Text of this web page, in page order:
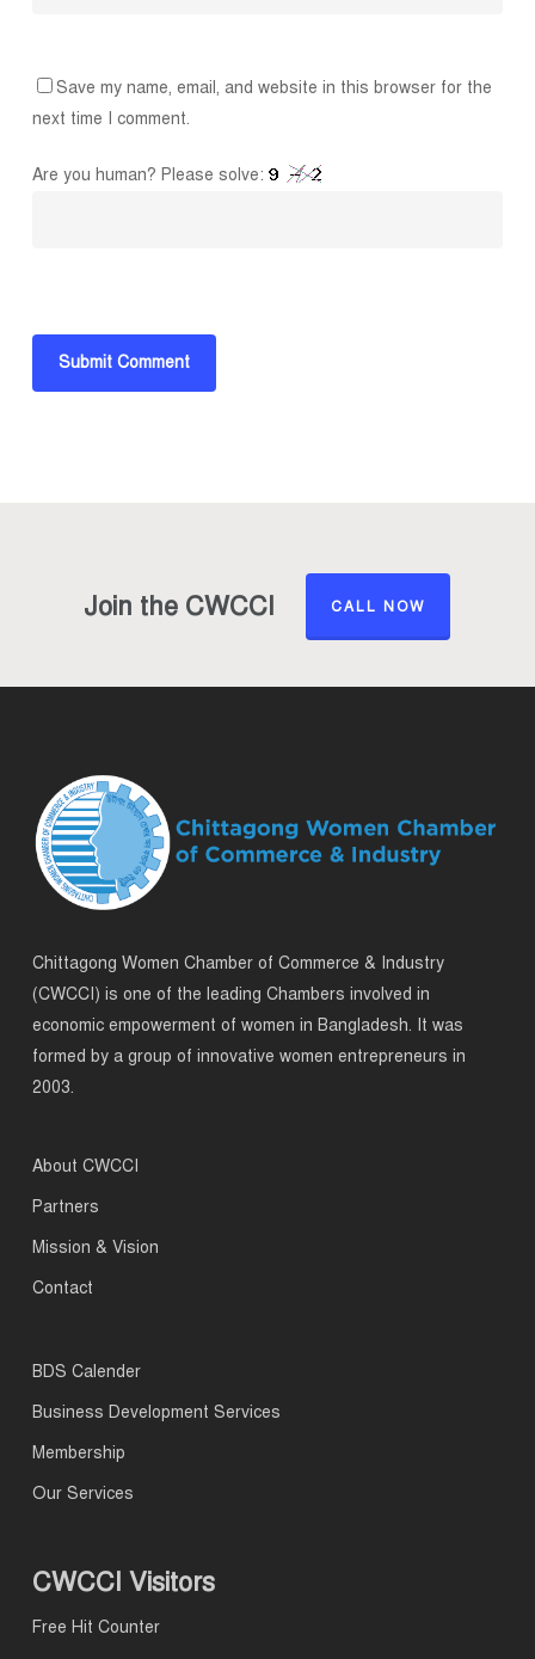
Save my name, email, and website in this browser for the
next time I comment.
Are you human? Please solve:
Join the CWCCI CALL NOW
Chittagong Women Chamber of Commerce & Industry
(CWCCI) is one of the leading Chambers involved in
economic empowerment of women in Bangladesh. It was
formed by a group of innovative women entrepreneurs in
2003.
About CWCCI
Partners
Mission & Vision
Contact
BDS Calender
Business Development Services
Membership
Our Services
CWCCI Visitors
Free Hit Counter